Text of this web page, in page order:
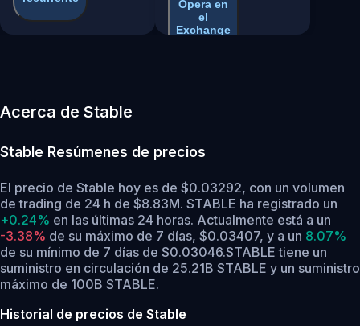
Opera en
el
Exchange
Acerca de Stable
Stable Resúmenes de precios
El precio de Stable hoy es de $0.03292, con un volumen
de trading de 24 h de $8.83M. STABLE ha registrado un
+0.24% en las últimas 24 horas. Actualmente está a un
-3.38% de su máximo de 7 días, $0.03407, y a un 8.07%
de su mínimo de 7 días de $0.03046.STABLE tiene un
suministro en circulación de 25.21B STABLE y un suministro
máximo de 100B STABLE.
Historial de precios de Stable